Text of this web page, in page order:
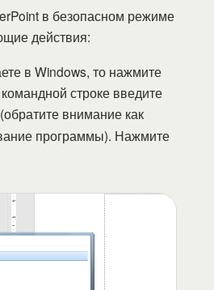
в безопасном режиме
действия:
в Windows, то нажмите
строке введите
внимание как
программы). Нажмите